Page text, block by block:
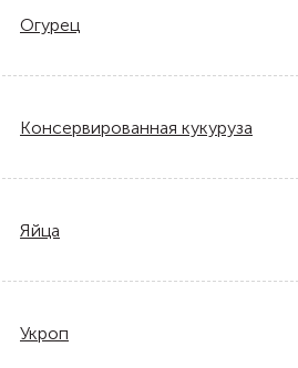
Огурец
Консервированная кукуруза
Яйца
Укроп